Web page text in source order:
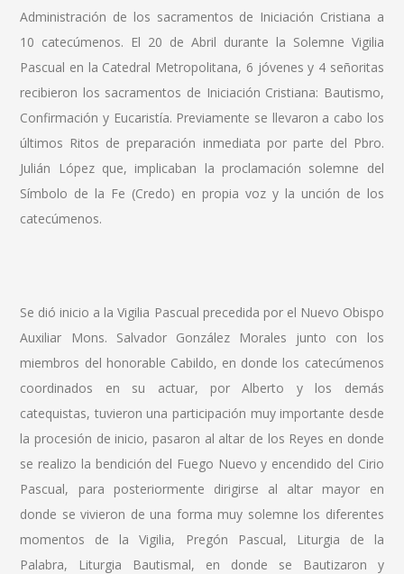
Administración de los sacramentos de Iniciación Cristiana a
10 catecúmenos. El 20 de Abril durante la Solemne Vigilia
Pascual en la Catedral Metropolitana, 6 jóvenes y 4 señoritas
recibieron los sacramentos de Iniciación Cristiana: Bautismo,
Confirmación y Eucaristía. Previamente se llevaron a cabo los
últimos Ritos de preparación inmediata por parte del Pbro.
Julián López que, implicaban la proclamación solemne del
Símbolo de la Fe (Credo) en propia voz y la unción de los
catecúmenos.
Se dió inicio a la Vigilia Pascual precedida por el Nuevo Obispo
Auxiliar Mons. Salvador González Morales junto con los
miembros del honorable Cabildo, en donde los catecúmenos
coordinados en su actuar, por Alberto y los demás
catequistas, tuvieron una participación muy importante desde
la procesión de inicio, pasaron al altar de los Reyes en donde
se realizo la bendición del Fuego Nuevo y encendido del Cirio
Pascual, para posteriormente dirigirse al altar mayor en
donde se vivieron de una forma muy solemne los diferentes
momentos de la Vigilia, Pregón Pascual, Liturgia de la
Palabra, Liturgia Bautismal, en donde se Bautizaron y